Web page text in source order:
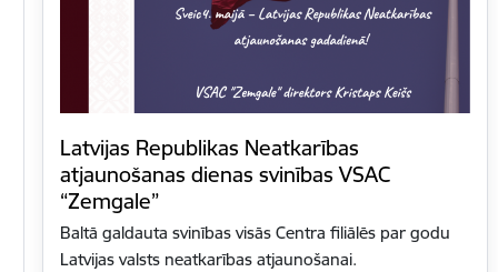
Latvijas Republikas Neatkarības
atjaunošanas dienas svinības VSAC
“Zemgale”
Baltā galdauta svinības visās Centra filiālēs par godu
Latvijas valsts neatkarības atjaunošanai.